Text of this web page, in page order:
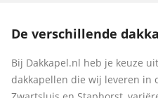
De verschillende
Bij Dakkapel.nl heb je keuze
dakkapellen die wij leveren in